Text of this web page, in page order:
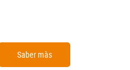
Saber màs